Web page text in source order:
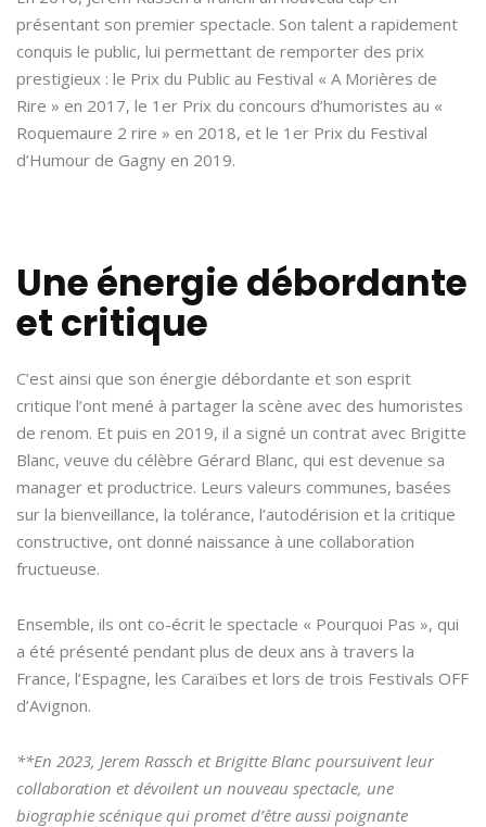
présentant son premier spectacle. Son talent a rapidement
conquis le public, lui permettant de remporter des prix
prestigieux : le Prix du Public au Festival « A Morières de
Rire » en 2017, le 1er Prix du concours d’humoristes au «
Roquemaure 2 rire » en 2018, et le 1er Prix du Festival
d’Humour de Gagny en 2019.
Une énergie débordante
et critique
C’est ainsi que son énergie débordante et son esprit
critique l’ont mené à partager la scène avec des humoristes
de renom. Et puis en 2019, il a signé un contrat avec Brigitte
Blanc, veuve du célèbre Gérard Blanc, qui est devenue sa
manager et productrice. Leurs valeurs communes, basées
sur la bienveillance, la tolérance, l’autodérision et la critique
constructive, ont donné naissance à une collaboration
fructueuse.
Ensemble, ils ont co-écrit le spectacle « Pourquoi Pas », qui
a été présenté pendant plus de deux ans à travers la
France, l’Espagne, les Caraïbes et lors de trois Festivals OFF
d’Avignon.
**En 2023, Jerem Rassch et Brigitte Blanc poursuivent leur
collaboration et dévoilent un nouveau spectacle, une
biographie scénique qui promet d’être aussi poignante